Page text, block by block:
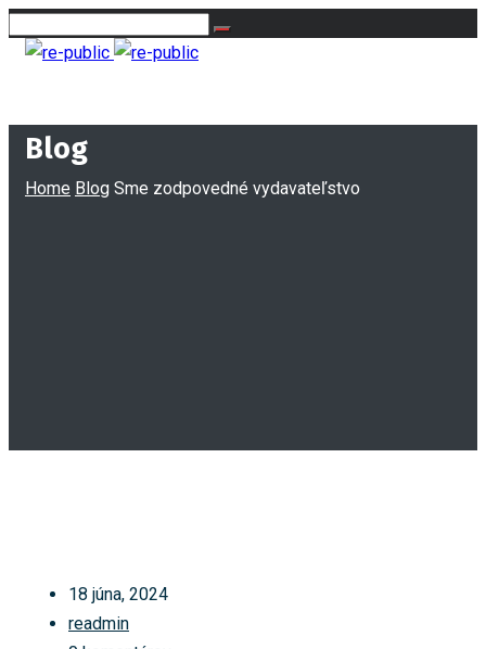
Blog
Home Blog Sme zodpovedné vydavateľstvo
18 júna, 2024
readmin